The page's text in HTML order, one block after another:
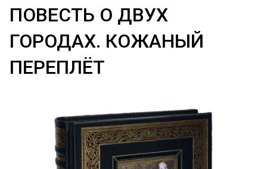
ПОВЕСТЬ О ДВУХ
ГОРОДАХ. КОЖАНЫЙ
ПЕРЕПЛЁТ